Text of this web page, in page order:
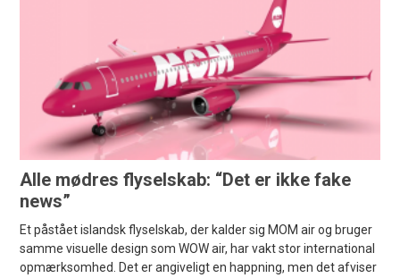
Alle mødres flyselskab: “Det er ikke fake
news”
Et påstået islandsk flyselskab, der kalder sig MOM air og bruger
samme visuelle design som WOW air, har vakt stor international
opmærksomhed. Det er angiveligt en happning, men det afviser